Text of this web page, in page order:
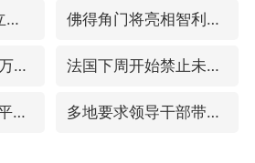
CIA被曝已秘密设立古巴工作组 佛得角门将亮相智利俱乐部主场
看守所辅警收受10万获刑1年 法国下周开始禁止未经同意的电话营销
中方回应是否在太平洋海底开采稀土 多地要求领导干部带头休假